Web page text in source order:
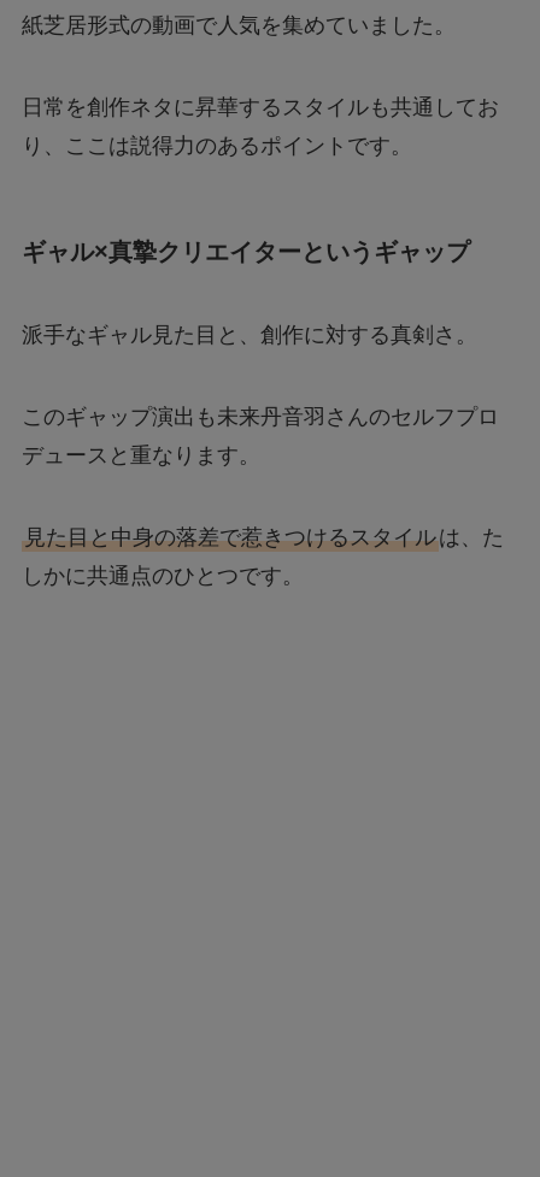
紙芝居形式の動画で人気を集めていました。
日常を創作ネタに昇華するスタイルも共通してお
り、ここは説得力のあるポイントです。
ギャル×真摯クリエイターというギャップ
派手なギャル見た目と、創作に対する真剣さ。
このギャップ演出も未来丹音羽さんのセルフプロ
デュースと重なります。
見た目と中身の落差で惹きつけるスタイルは、た
しかに共通点のひとつです。